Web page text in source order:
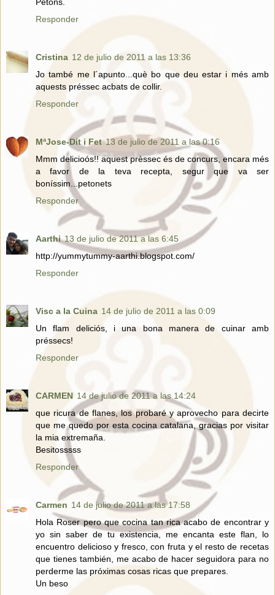
Responder
Cristina 12 de julio de 2011 a las 13:36
Jo també me l´apunto...què bo que deu estar i més amb
aquests préssec acbats de collir.
Responder
MªJose-Dit i Fet 13 de julio de 2011 a las 0:16
Mmm delicioós!! aquest prèssec és de concurs, encara més
a favor de la teva recepta, segur que va ser
boníssim...petonets
Responder
Aarthi 13 de julio de 2011 a las 6:45
http://yummytummy-aarthi.blogspot.com/
Responder
Visc a la Cuina 14 de julio de 2011 a las 0:09
Un flam deliciós, i una bona manera de cuinar amb
préssecs!
Responder
CARMEN 14 de julio de 2011 a las 14:24
que ricura de flanes, los probaré y aprovecho para decirte
que me quedo por esta cocina catalana, gracias por visitar
la mia extremaña.
Besitosssss
Responder
Carmen 14 de julio de 2011 a las 17:58
Hola Roser pero que cocina tan rica acabo de encontrar y
yo sin saber de tu existencia, me encanta este flan, lo
encuentro delicioso y fresco, con fruta y el resto de recetas
que tienes también, me acabo de hacer seguidora para no
perderme las próximas cosas ricas que prepares.
Un beso